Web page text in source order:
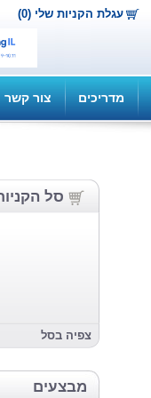
עגלת הקניות שלי (0)
מדריכים צור קשר
סל
צפיה בסל
מבצעים